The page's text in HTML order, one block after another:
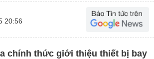
20:56
chính thức giới thiệu thiết bị bay